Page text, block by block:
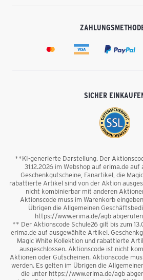
SICHER
**KI-generierte Darstellung. Der
31.12.2026 im Webshop auf erima.de
Geschenkgutscheine, Fanartikel, die
rabattierte Artikel sind von der Aktion
nicht kombinierbar mit anderen
Aktionscode muss im Warenkorb
Übrigen die Allgemeinen
https://www.erima.de/agb
** Der Aktionscode Schule26 gilt bis zum
erima.de auf ausgewählte Artikel.
Magic White Kollektion und rabattierte
ausgeschlossen. Aktionscode ist nicht
Aktionen oder Gutscheinen. Aktionscode
werden. Es gelten im Übrigen die
die unter https://www.erima.de/agb